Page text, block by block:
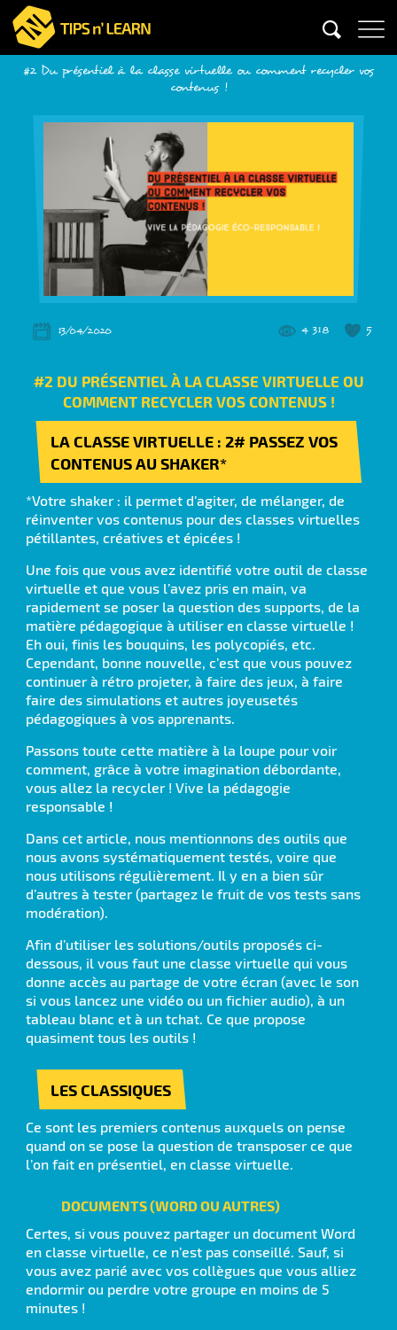
#2 Du présentiel à la classe virtuelle ou comment recycler vos
contenus !
5
4 318
13/04/2020
#2 DU PRÉSENTIEL À LA CLASSE VIRTUELLE OU
COMMENT RECYCLER VOS CONTENUS !
LA CLASSE VIRTUELLE : 2# PASSEZ VOS
CONTENUS AU SHAKER*
*Votre shaker : il permet d’agiter, de mélanger, de
réinventer vos contenus pour des classes virtuelles
pétillantes, créatives et épicées !
Une fois que vous avez identifié votre outil de classe
virtuelle et que vous l’avez pris en main, va
rapidement se poser la question des supports, de la
matière pédagogique à utiliser en classe virtuelle !
Eh oui, finis les bouquins, les polycopiés, etc.
Cependant, bonne nouvelle, c’est que vous pouvez
continuer à rétro projeter, à faire des jeux, à faire
faire des simulations et autres joyeusetés
pédagogiques à vos apprenants.
Passons toute cette matière à la loupe pour voir
comment, grâce à votre imagination débordante,
vous allez la recycler ! Vive la pédagogie
responsable !
Dans cet article, nous mentionnons des outils que
nous avons systématiquement testés, voire que
nous utilisons régulièrement. Il y en a bien sûr
d’autres à tester (partagez le fruit de vos tests sans
modération).
Afin d’utiliser les solutions/outils proposés ci-
dessous, il vous faut une classe virtuelle qui vous
donne accès au partage de votre écran (avec le son
si vous lancez une vidéo ou un fichier audio), à un
tableau blanc et à un tchat. Ce que propose
quasiment tous les outils !
LES CLASSIQUES
Ce sont les premiers contenus auxquels on pense
quand on se pose la question de transposer ce que
l’on fait en présentiel, en classe virtuelle.
DOCUMENTS (WORD OU AUTRES)
Certes, si vous pouvez partager un document Word
en classe virtuelle, ce n’est pas conseillé. Sauf, si
vous avez parié avec vos collègues que vous alliez
endormir ou perdre votre groupe en moins de 5
minutes !